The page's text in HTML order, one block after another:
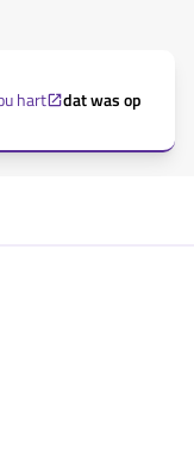
hart
dat was op